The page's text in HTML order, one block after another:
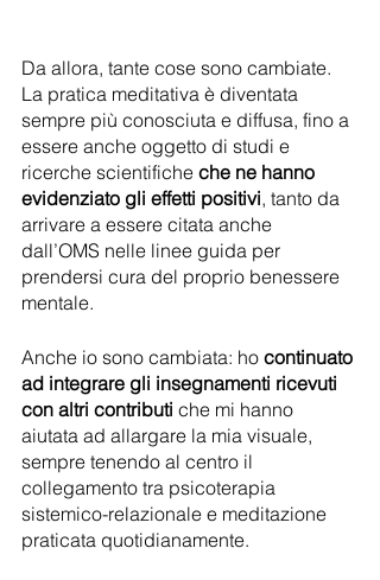
Da allora, tante cose sono cambiate.
La pratica meditativa è diventata
sempre più conosciuta e diffusa, fino a
essere anche oggetto di studi e
ricerche scientifiche che ne hanno
evidenziato gli effetti positivi, tanto da
arrivare a essere citata anche
dall’OMS nelle linee guida per
prendersi cura del proprio benessere
mentale.
Anche io sono cambiata: ho continuato
ad integrare gli insegnamenti ricevuti
con altri contributi che mi hanno
aiutata ad allargare la mia visuale,
sempre tenendo al centro il
collegamento tra psicoterapia
sistemico-relazionale e meditazione
praticata quotidianamente.